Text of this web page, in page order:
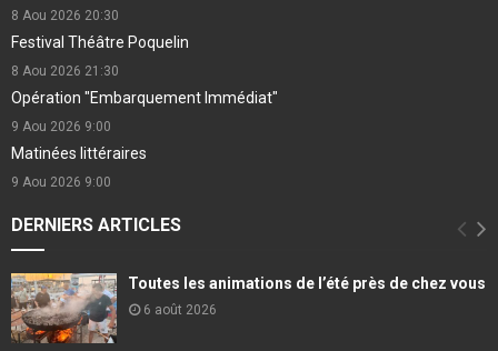
8 Aou 2026 20:30
Festival Théâtre Poquelin
8 Aou 2026 21:30
Opération "Embarquement Immédiat"
9 Aou 2026 9:00
Matinées littéraires
9 Aou 2026 9:00
DERNIERS ARTICLES
Toutes les animations de l’été près de chez vous
6 août 2026